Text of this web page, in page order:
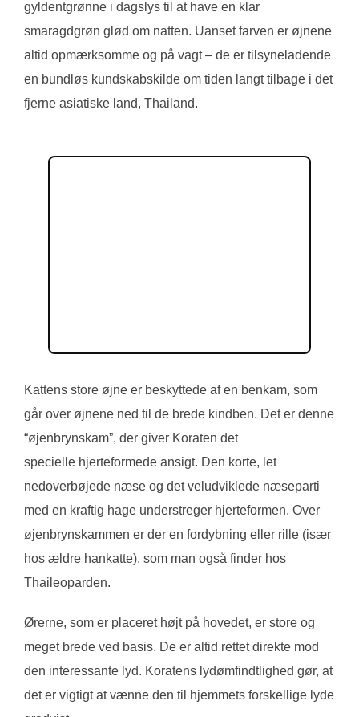
gyldentgrønne i dagslys til at have en klar
smaragdgrøn glød om natten. Uanset farven er øjnene
altid opmærksomme og på vagt – de er tilsyneladende
en bundløs kundskabskilde om tiden langt tilbage i det
fjerne asiatiske land, Thailand.
Kattens store øjne er beskyttede af en benkam, som
går over øjnene ned til de brede kindben. Det er denne
“øjenbrynskam”, der giver Koraten det
specielle hjerteformede ansigt. Den korte, let
nedoverbøjede næse og det veludviklede næseparti
med en kraftig hage understreger hjerteformen. Over
øjenbrynskammen er der en fordybning eller rille (især
hos ældre hankatte), som man også finder hos
Thaileoparden.
Ørerne, som er placeret højt på hovedet, er store og
meget brede ved basis. De er altid rettet direkte mod
den interessante lyd. Koratens lydømfindtlighed gør, at
det er vigtigt at vænne den til hjemmets forskellige lyde